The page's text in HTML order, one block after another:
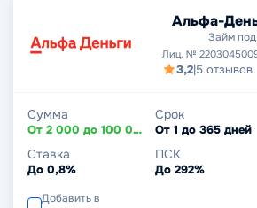
Альфа-
Займ
Лиц. №
3,2|5 отзывов
Сумма
От 2 000 до 100 000 ₽
Срок
От 1 до 365 дней
Ставка
До 0,8%
ПСК
До 292%
Добавить в